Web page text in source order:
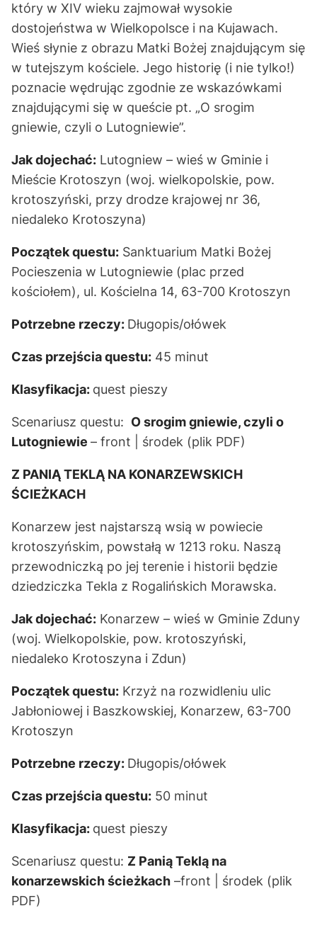
który w XIV wieku zajmował wysokie
dostojeństwa w Wielkopolsce i na Kujawach.
Wieś słynie z obrazu Matki Bożej znajdującym się
w tutejszym kościele. Jego historię (i nie tylko!)
poznacie wędrując zgodnie ze wskazówkami
znajdującymi się w queście pt. „O srogim
gniewie, czyli o Lutogniewie”.
Jak dojechać: Lutogniew – wieś w Gminie i
Mieście Krotoszyn (woj. wielkopolskie, pow.
krotoszyński, przy drodze krajowej nr 36,
niedaleko Krotoszyna)
Początek questu: Sanktuarium Matki Bożej
Pocieszenia w Lutogniewie (plac przed
kościołem), ul. Kościelna 14, 63-700 Krotoszyn
Potrzebne rzeczy: Długopis/ołówek
Czas przejścia questu: 45 minut
Klasyfikacja: quest pieszy
Scenariusz questu: O srogim gniewie, czyli o
Lutogniewie – front | środek (plik PDF)
Z PANIĄ TEKLĄ NA KONARZEWSKICH
ŚCIEŻKACH
Konarzew jest najstarszą wsią w powiecie
krotoszyńskim, powstałą w 1213 roku. Naszą
przewodniczką po jej terenie i historii będzie
dziedziczka Tekla z Rogalińskich Morawska.
Jak dojechać: Konarzew – wieś w Gminie Zduny
(woj. Wielkopolskie, pow. krotoszyński,
niedaleko Krotoszyna i Zdun)
Początek questu: Krzyż na rozwidleniu ulic
Jabłoniowej i Baszkowskiej, Konarzew, 63-700
Krotoszyn
Potrzebne rzeczy: Długopis/ołówek
Czas przejścia questu: 50 minut
Klasyfikacja: quest pieszy
Scenariusz questu: Z Panią Teklą na
konarzewskich ścieżkach –front | środek (plik
PDF)